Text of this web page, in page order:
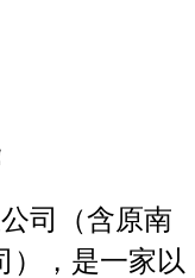
司（含原南
），是一家以